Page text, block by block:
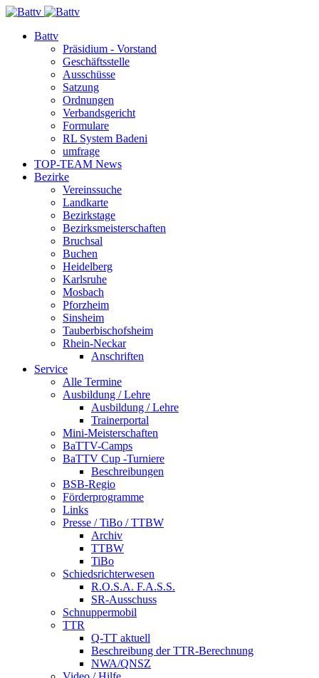
Battv
Präsidium - Vorstand
Geschäftsstelle
Ausschüsse
Satzung
Ordnungen
Verbandsgericht
Formulare
RL System Badeni
umfrage
TOP-TEAM News
Bezirke
Vereinssuche
Landkarte
Bezirkstage
Bezirksmeisterschaften
Bruchsal
Buchen
Heidelberg
Karlsruhe
Mosbach
Pforzheim
Sinsheim
Tauberbischofsheim
Rhein-Neckar
Anschriften
Service
Alle Termine
Ausbildung / Lehre
Ausbildung / Lehre
Trainerportal
Mini-Meisterschaften
BaTTV-Camps
BaTTV Cup -Turniere
Beschreibungen
BSB-Regio
Förderprogramme
Links
Presse / TiBo / TTBW
Archiv
TTBW
TiBo
Schiedsrichterwesen
R.O.S.A. F.A.S.S.
SR-Ausschuss
Schnuppermobil
TTR
Q-TT aktuell
Beschreibung der TTR-Berechnung
NWA/QNSZ